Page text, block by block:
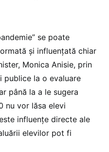
se poate
și influențată chiar
Monica Anisie, prin
publice la o evaluare
până la a le sugera
nu vor lăsa elevi
influențe directe ale
elevilor pot fi